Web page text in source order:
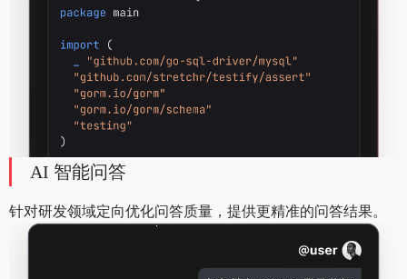
AI 智能问答
针对研发领域定向优化问答质量，提供更精准的问答结果。